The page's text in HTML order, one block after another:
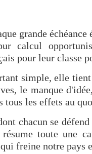
grande
calcul
pour leur classe
simple, elle
le manque
tous les effets au
chacun se
toute une
freine notre pays